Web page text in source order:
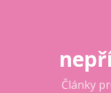
Články